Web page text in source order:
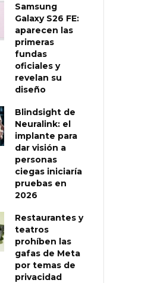
Samsung
Galaxy S26 FE:
aparecen las
primeras
fundas
oficiales y
revelan su
diseño
Blindsight de
Neuralink: el
implante para
dar visión a
personas
ciegas iniciaría
pruebas en
2026
Restaurantes y
teatros
prohíben las
gafas de Meta
por temas de
privacidad